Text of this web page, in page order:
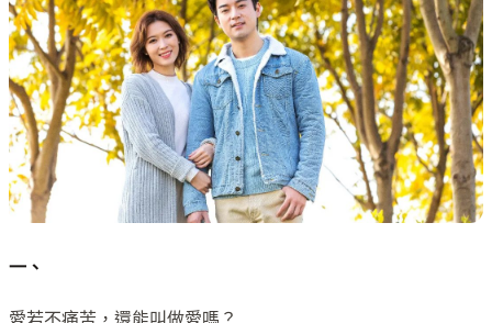
一、
愛若不痛苦，還能叫做愛嗎？